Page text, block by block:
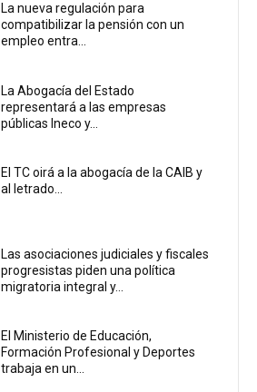
La nueva regulación para
compatibilizar la pensión con un
empleo entra...
La Abogacía del Estado
representará a las empresas
públicas Ineco y...
El TC oirá a la abogacía de la CAIB y
al letrado...
Las asociaciones judiciales y fiscales
progresistas piden una política
migratoria integral y...
El Ministerio de Educación,
Formación Profesional y Deportes
trabaja en un...